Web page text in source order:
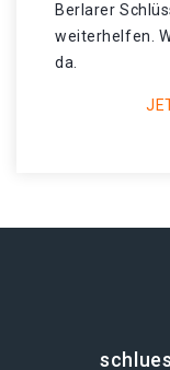
Berlarer
weiterhelfen.
da.